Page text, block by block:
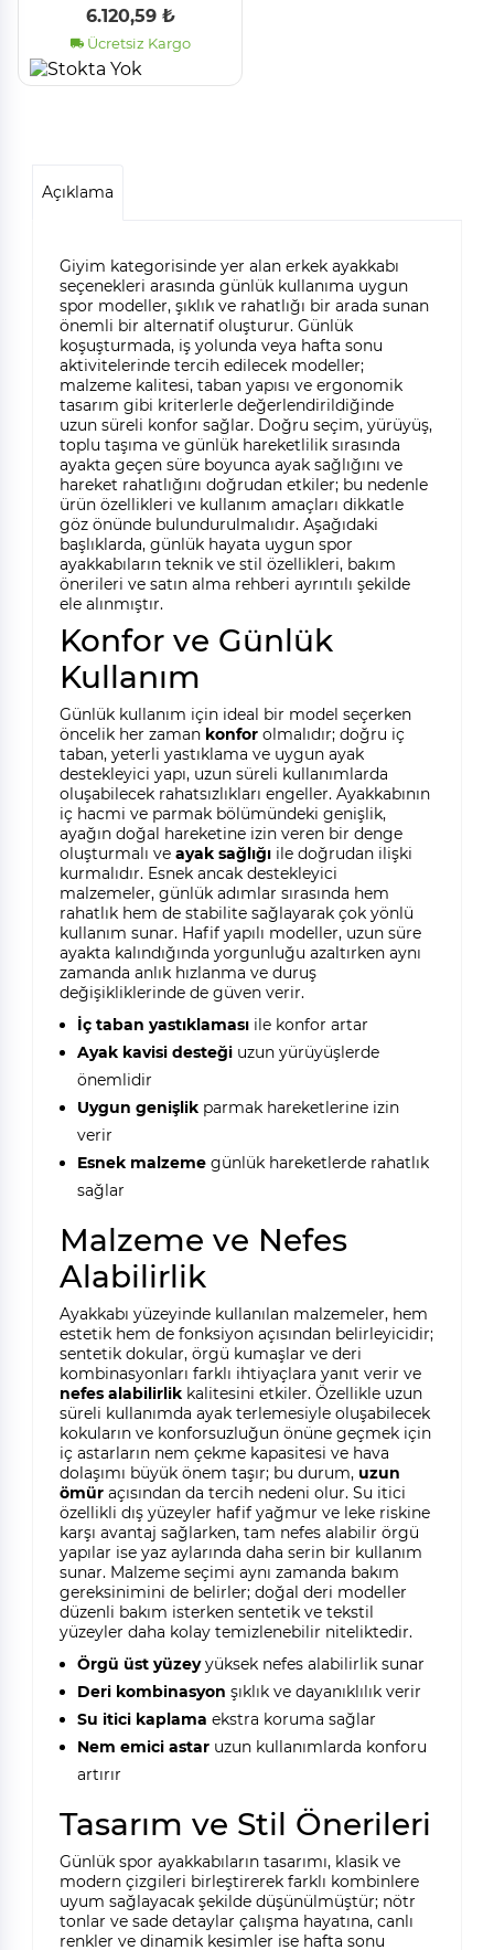
Kutusu Düzenleyici,
Kaydırmalı Ayakkabı
Tepsisi,
6.120,59 ₺
Ücretsiz Kargo
Açıklama
Giyim kategorisinde yer alan erkek ayakkabı
seçenekleri arasında günlük kullanıma uygun
spor modeller, şıklık ve rahatlığı bir arada sunan
önemli bir alternatif oluşturur. Günlük
koşuşturmada, iş yolunda veya hafta sonu
aktivitelerinde tercih edilecek modeller;
malzeme kalitesi, taban yapısı ve ergonomik
tasarım gibi kriterlerle değerlendirildiğinde
uzun süreli konfor sağlar. Doğru seçim, yürüyüş,
toplu taşıma ve günlük hareketlilik sırasında
ayakta geçen süre boyunca ayak sağlığını ve
hareket rahatlığını doğrudan etkiler; bu nedenle
ürün özellikleri ve kullanım amaçları dikkatle
göz önünde bulundurulmalıdır. Aşağıdaki
başlıklarda, günlük hayata uygun spor
ayakkabıların teknik ve stil özellikleri, bakım
önerileri ve satın alma rehberi ayrıntılı şekilde
ele alınmıştır.
Konfor ve Günlük
Kullanım
Günlük kullanım için ideal bir model seçerken
öncelik her zaman konforolmalıdır; doğru iç
taban, yeterli yastıklama ve uygun ayak
destekleyici yapı, uzun süreli kullanımlarda
oluşabilecek rahatsızlıkları engeller. Ayakkabının
iç hacmi ve parmak bölümündeki genişlik,
ayağın doğal hareketine izin veren bir denge
oluşturmalı ve ayak sağlığıile doğrudan ilişki
kurmalıdır. Esnek ancak destekleyici
malzemeler, günlük adımlar sırasında hem
rahatlık hem de stabilite sağlayarak çok yönlü
kullanım sunar. Hafif yapılı modeller, uzun süre
ayakta kalındığında yorgunluğu azaltırken aynı
zamanda anlık hızlanma ve duruş
değişikliklerinde de güven verir.
İç taban yastıklamasıile konfor artar
Ayak kavisi desteğiuzun yürüyüşlerde
önemlidir
Uygun genişlikparmak hareketlerine izin
verir
Esnek malzemegünlük hareketlerde rahatlık
sağlar
Malzeme ve Nefes
Alabilirlik
Ayakkabı yüzeyinde kullanılan malzemeler, hem
estetik hem de fonksiyon açısından belirleyicidir;
sentetik dokular, örgü kumaşlar ve deri
kombinasyonları farklı ihtiyaçlara yanıt verir ve
nefes alabilirlikkalitesini etkiler. Özellikle uzun
süreli kullanımda ayak terlemesiyle oluşabilecek
kokuların ve konforsuzluğun önüne geçmek için
iç astarların nem çekme kapasitesi ve hava
dolaşımı büyük önem taşır; bu durum, uzun
ömüraçısından da tercih nedeni olur. Su itici
özellikli dış yüzeyler hafif yağmur ve leke riskine
karşı avantaj sağlarken, tam nefes alabilir örgü
yapılar ise yaz aylarında daha serin bir kullanım
sunar. Malzeme seçimi aynı zamanda bakım
gereksinimini de belirler; doğal deri modeller
düzenli bakım isterken sentetik ve tekstil
yüzeyler daha kolay temizlenebilir niteliktedir.
Örgü üst yüzeyyüksek nefes alabilirlik sunar
Deri kombinasyon şıklık ve dayanıklılık verir
Su itici kaplama ekstra koruma sağlar
Nem emici astaruzun kullanımlarda konforu
artırır
Tasarım ve Stil Önerileri
Günlük spor ayakkabıların tasarımı, klasik ve
modern çizgileri birleştirerek farklı kombinlere
uyum sağlayacak şekilde düşünülmüştür; nötr
tonlar ve sade detaylar çalışma hayatına, canlı
renkler ve dinamik kesimler ise hafta sonu